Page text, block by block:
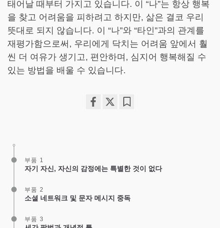
태어날 때부터 가지고 있습니다. 이 “나”는 항상 행복
을 찾고 어려움을 피하려고 하지만, 삶은 결코 우리
뜻대로 되지 않습니다. 이 “나”와 “타인”과의 관계를
재평가함으로써, 우리에게 닥치는 어려움 앞에서 훨
씬 더 여유가 생기고, 편안하며, 심지어 행복해질 수
있는 방법을 배울 수 있습니다.
부품 1
자기 자신, 자신의 감정에는 특별한 것이 없다
부품 2
소셜 네트워크 및 문자 메시지 중독
부품 3